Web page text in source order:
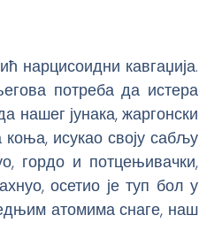
нарцисоидни кавгаџија.
потреба да истера
нашег јунака, жаргонски
исукао своју сабљу
гордо и потцењивачки,
осетио је туп бол у
атомима снаге, наш